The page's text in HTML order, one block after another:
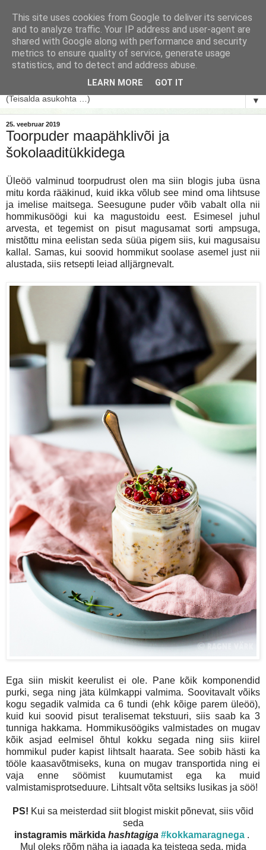
▼
25. veebruar 2019
Toorpuder maapähklivõi ja
šokolaaditükkidega
Üleöö valminud toorpudrust olen ma siin blogis juba üsna
mitu korda rääkinud, kuid ikka võlub see mind oma lihtsuse
ja imelise maitsega. Seesugune puder võib vabalt olla nii
hommikusöögi kui ka magustoidu eest. Esimesel juhul
arvesta, et tegemist on pisut magusamat sorti ampsuga,
mistõttu mina eelistan seda süüa pigem siis, kui magusaisu
kallal. Samas, kui soovid hommikut soolase asemel just nii
alustada, siis retsepti leiad alljärgnevalt.
Ega siin miskit keerulist ei ole. Pane kõik komponendid
purki, sega ning jäta külmkappi valmima. Soovitavalt võiks
kogu segadik valmida ca 6 tundi (ehk kõige parem üleöö),
kuid kui soovid pisut teralisemat tekstuuri, siis saab ka 3
tunniga hakkama. Hommikusöögiks valmistades on mugav
kõik asjad eelmisel õhtul kokku segada ning siis kiirel
hommikul puder kapist lihtsalt haarata. See sobib hästi ka
tööle kaasavõtmiseks, kuna on mugav transportida ning ei
vaja enne söömist kuumutamist ega ka muid
valmistamisprotseduure. Lihtsalt võta seltsiks lusikas ja söö!
PS! Kui sa meisterdad siit blogist miskit põnevat, siis võid
seda
instagramis märkida hashtagiga #kokkamaragnega .
Mul oleks rõõm näha ja jagada ka teistega seda, mida
This site uses cookies from Google to deliver its services
and to analyze traffic. Your IP address and user-agent are
shared with Google along with performance and security
metrics to ensure quality of service, generate usage
statistics, and to detect and address abuse.
LEARN MORE GOT IT